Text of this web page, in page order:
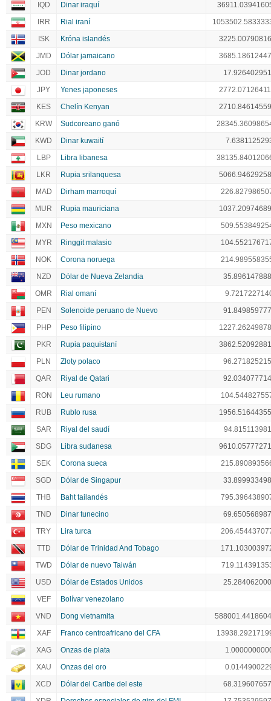
IQD
Dinar iraquí
IRR
Rial iraní
ISK
Króna islandés
JMD
Dólar jamaicano
JOD
Dinar jordano
JPY
Yenes japoneses
KES
Chelín Kenyan
KRW
Sudcoreano ganó
KWD
Dinar kuwaití
LBP
Libra libanesa
LKR
Rupia srilanquesa
MAD
Dirham marroquí
MUR
Rupia mauriciana
MXN
Peso mexicano
MYR
Ringgit malasio
NOK
Corona noruega
NZD
Dólar de Nueva Zelandia
OMR
Rial omaní
PEN
Solenoide peruano de Nuevo
PHP
Peso filipino
PKR
Rupia paquistaní
PLN
Zloty polaco
QAR
Riyal de Qatari
RON
Leu rumano
RUB
Rublo rusa
SAR
Riyal del saudí
SDG
Libra sudanesa
SEK
Corona sueca
SGD
Dólar de Singapur
THB
Baht tailandés
TND
Dinar tunecino
TRY
Lira turca
TTD
Dólar de Trinidad And Tobago
TWD
Dólar de nuevo Taiwán
USD
Dólar de Estados Unidos
VEF
Bolívar venezolano
VND
Dong vietnamita
XAF
Franco centroafricano del CFA
XAG
Onzas de plata
XAU
Onzas del oro
XCD
Dólar del Caribe del este